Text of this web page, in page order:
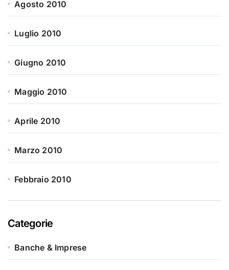
Agosto 2010
Luglio 2010
Giugno 2010
Maggio 2010
Aprile 2010
Marzo 2010
Febbraio 2010
Categorie
Banche & Imprese